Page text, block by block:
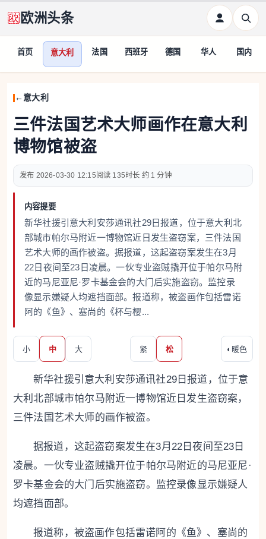
欧洲头条
首页 意大利 法国 西班牙 德国 华人 国内
意大利
三件法国艺术大师画作在意大利
博物馆被盗
2026-03-30 12:15 135 约 1 分钟
内容提要
新华社援引意大利安莎通讯社29日报道，位于意大利北
部城市帕尔马附近一博物馆近日发生盗窃案，三件法国
艺术大师的画作被盗。据报道，这起盗窃案发生在3月
22日夜间至23日凌晨。一伙专业盗贼撬开位于帕尔马附
近的马尼亚尼·罗卡基金会的大门后实施盗窃。监控录
像显示嫌疑人均遮挡面部。报道称，被盗画作包括雷诺
阿的《鱼》、塞尚的《杯与樱...
小 中 大 紧 松 ◐ 暖色
新华社援引意大利安莎通讯社29日报道，位于意
大利北部城市帕尔马附近一博物馆近日发生盗窃案，
三件法国艺术大师的画作被盗。
据报道，这起盗窃案发生在3月22日夜间至23日
凌晨。一伙专业盗贼撬开位于帕尔马附近的马尼亚尼·
罗卡基金会的大门后实施盗窃。监控录像显示嫌疑人
均遮挡面部。
报道称，被盗画作包括雷诺阿的《鱼》、塞尚的